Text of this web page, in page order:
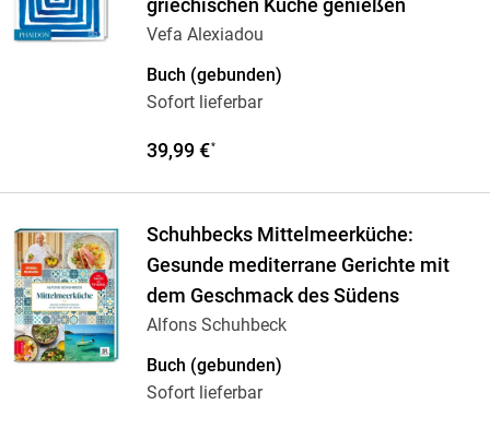
griechischen Küche genießen
Vefa Alexiadou
Buch (gebunden)
Sofort lieferbar
39,99 €*
Schuhbecks Mittelmeerküche:
Gesunde mediterrane Gerichte mit
dem Geschmack des Südens
Alfons Schuhbeck
Buch (gebunden)
Sofort lieferbar